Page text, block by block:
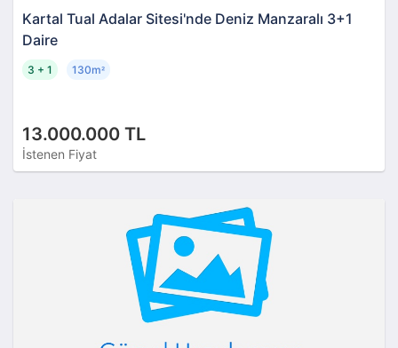
Kartal Tual Adalar Sitesi'nde Deniz Manzaralı 3+1
Daire
13.000.000 TL
İstenen Fiyat
3 + 1 130m²